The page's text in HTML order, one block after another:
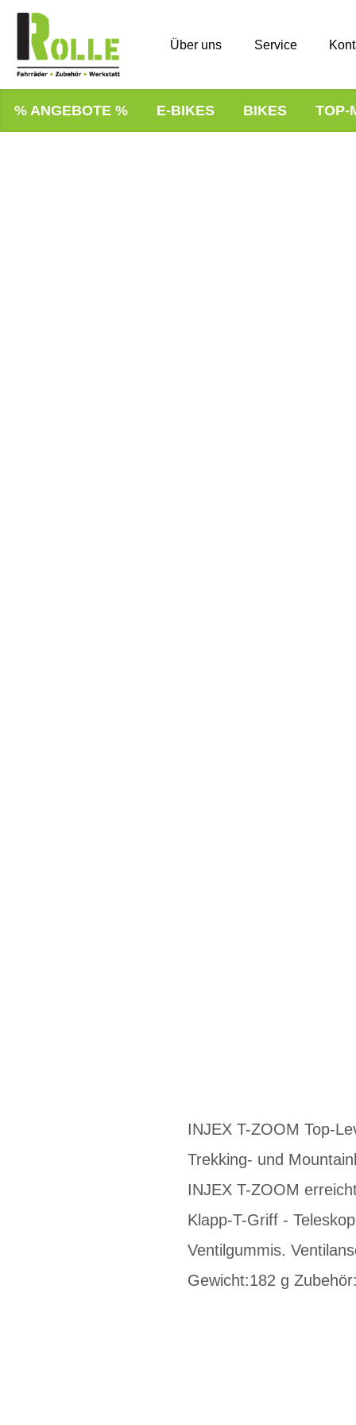
Über uns Service
% ANGEBOTE % E-BIKES BIKES TOP-
INJEX T-ZOOM Top-
Trekking- und
INJEX T-ZOOM
Klapp-T-Griff -
Ventilgummis.
Gewicht:182 g